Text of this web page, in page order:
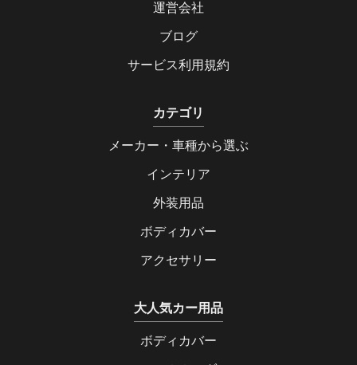
運営会社
ブログ
サービス利用規約
カテゴリ
メーカー・車種から選ぶ
インテリア
外装用品
ボディカバー
アクセサリー
大人気カー用品
ボディカバー